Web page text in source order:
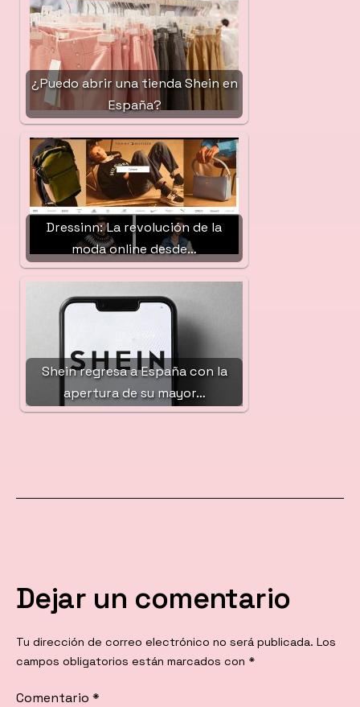
¿Puedo abrir una tienda Shein en
España?
Dressinn: La revolución de la
moda online desde…
Shein regresa a España con la
apertura de su mayor…
Dejar un comentario
Tu dirección de correo electrónico no será publicada. Los
campos obligatorios están marcados con *
Comentario *